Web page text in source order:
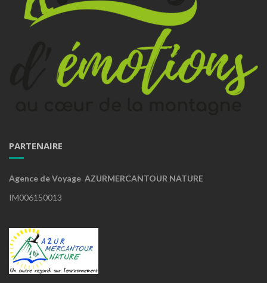
PARTENAIRE
Agence de Voyage AZURMERCANTOUR NATURE
IM006150013